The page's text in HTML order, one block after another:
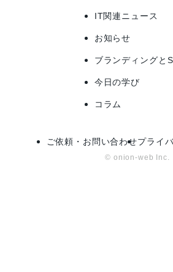
IT関連ニュース
お知らせ
ブランディングと
今日の学び
コラム
ご依頼・お問い合わせプライ
© onion-web Inc.